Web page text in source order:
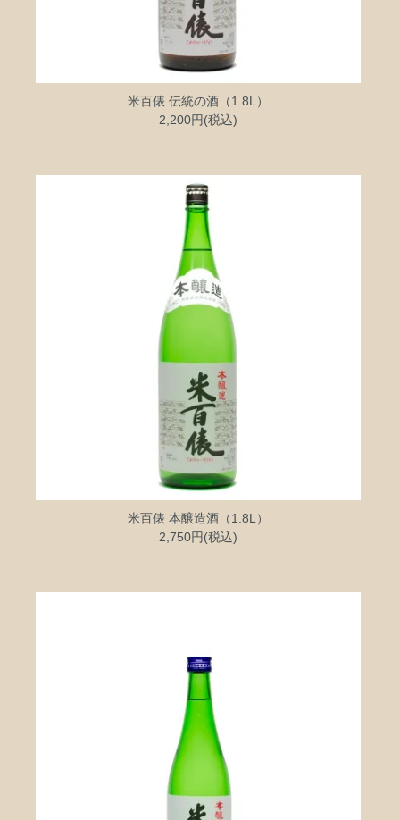
米百俵 伝統の酒（1.8L）
2,200円(税込)
米百俵 本醸造酒（1.8L）
2,750円(税込)